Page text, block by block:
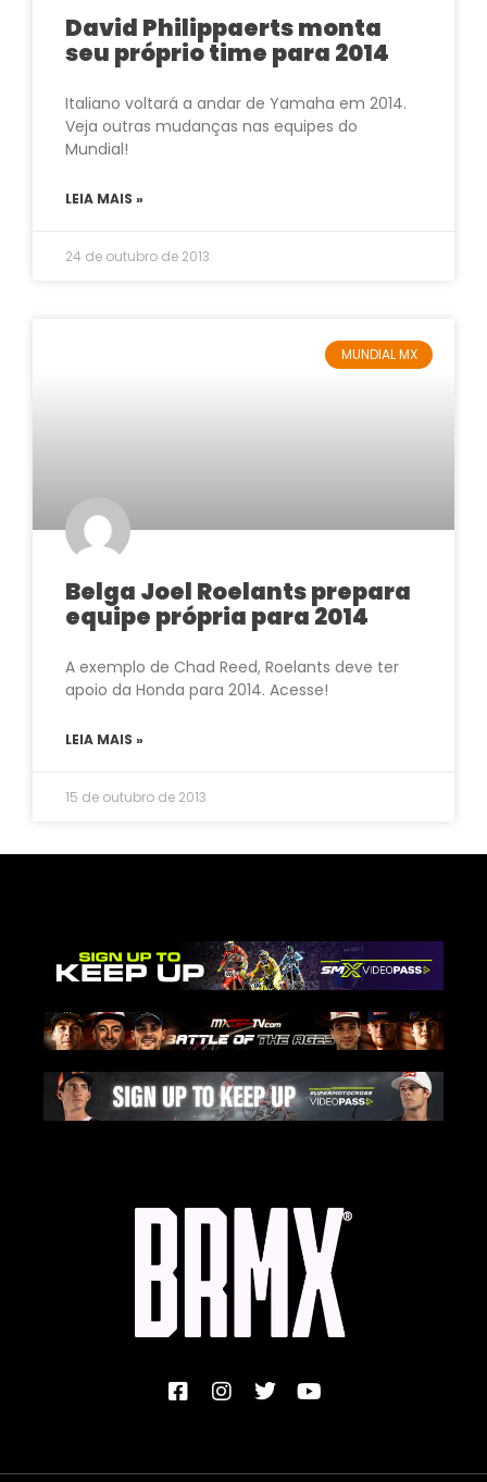
David Philippaerts monta
seu próprio time para 2014
Italiano voltará a andar de Yamaha em 2014.
Veja outras mudanças nas equipes do
Mundial!
LEIA MAIS »
24 de outubro de 2013
MUNDIAL MX
Belga Joel Roelants prepara
equipe própria para 2014
A exemplo de Chad Reed, Roelants deve ter
apoio da Honda para 2014. Acesse!
LEIA MAIS »
15 de outubro de 2013